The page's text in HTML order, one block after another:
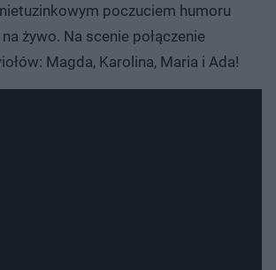
poczuciem humoru
żywo. Na scenie połączenie
Magda, Karolina, Maria i Ada!